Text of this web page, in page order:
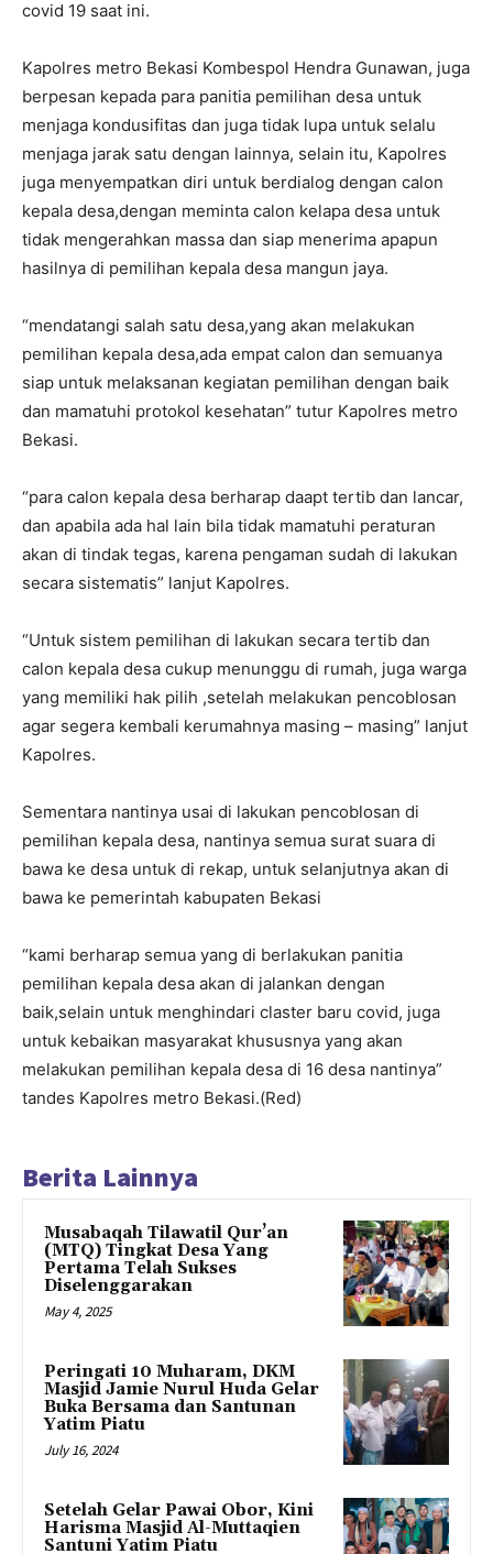
covid 19 saat ini.
Kapolres metro Bekasi Kombespol Hendra Gunawan, juga
berpesan kepada para panitia pemilihan desa untuk
menjaga kondusifitas dan juga tidak lupa untuk selalu
menjaga jarak satu dengan lainnya, selain itu, Kapolres
juga menyempatkan diri untuk berdialog dengan calon
kepala desa,dengan meminta calon kelapa desa untuk
tidak mengerahkan massa dan siap menerima apapun
hasilnya di pemilihan kepala desa mangun jaya.
“mendatangi salah satu desa,yang akan melakukan
pemilihan kepala desa,ada empat calon dan semuanya
siap untuk melaksanan kegiatan pemilihan dengan baik
dan mamatuhi protokol kesehatan” tutur Kapolres metro
Bekasi.
“para calon kepala desa berharap daapt tertib dan lancar,
dan apabila ada hal lain bila tidak mamatuhi peraturan
akan di tindak tegas, karena pengaman sudah di lakukan
secara sistematis” lanjut Kapolres.
“Untuk sistem pemilihan di lakukan secara tertib dan
calon kepala desa cukup menunggu di rumah, juga warga
yang memiliki hak pilih ,setelah melakukan pencoblosan
agar segera kembali kerumahnya masing – masing” lanjut
Kapolres.
Sementara nantinya usai di lakukan pencoblosan di
pemilihan kepala desa, nantinya semua surat suara di
bawa ke desa untuk di rekap, untuk selanjutnya akan di
bawa ke pemerintah kabupaten Bekasi
“kami berharap semua yang di berlakukan panitia
pemilihan kepala desa akan di jalankan dengan
baik,selain untuk menghindari claster baru covid, juga
untuk kebaikan masyarakat khususnya yang akan
melakukan pemilihan kepala desa di 16 desa nantinya”
tandes Kapolres metro Bekasi.(Red)
Berita Lainnya
Musabaqah Tilawatil Qur’an
(MTQ) Tingkat Desa Yang
Pertama Telah Sukses
Diselenggarakan
May 4, 2025
Peringati 10 Muharam, DKM
Masjid Jamie Nurul Huda Gelar
Buka Bersama dan Santunan
Yatim Piatu
July 16, 2024
Setelah Gelar Pawai Obor, Kini
Harisma Masjid Al-Muttaqien
Santuni Yatim Piatu